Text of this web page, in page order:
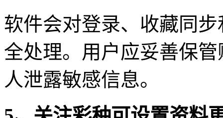
软件会对登录、收藏同
全处理。用户应妥善保
人泄露敏感信息。